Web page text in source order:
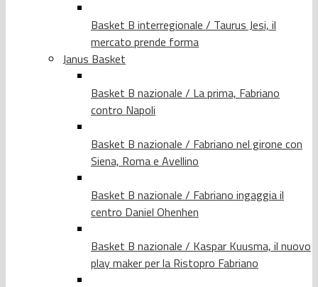
Basket B interregionale / Taurus Jesi, il
mercato prende forma
Janus Basket
Basket B nazionale / La prima, Fabriano
contro Napoli
Basket B nazionale / Fabriano nel girone con
Siena, Roma e Avellino
Basket B nazionale / Fabriano ingaggia il
centro Daniel Ohenhen
Basket B nazionale / Kaspar Kuusma, il nuovo
play maker per la Ristopro Fabriano